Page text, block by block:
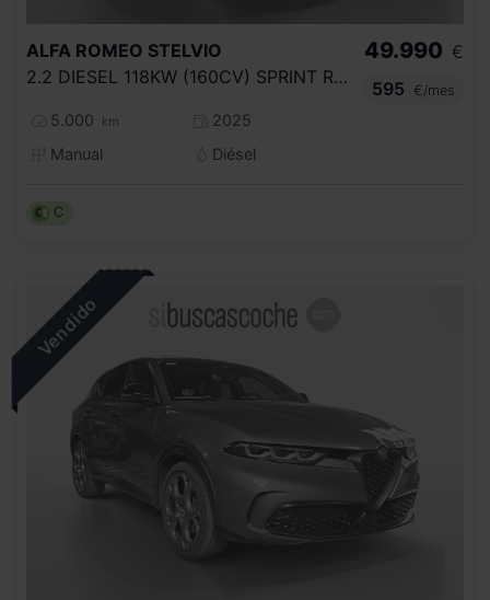
ALFA ROMEO STELVIO
2.2 DIESEL 118KW (160CV) SPRINT RWD
5.000 km
2025
Manual
Diésel
49.990 €
595
€/mes
C